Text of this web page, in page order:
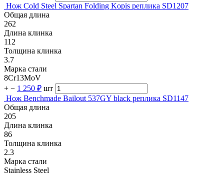
Нож Cold Steel Spartan Folding Kopis реплика SD1207
Общая длина
262
Длина клинка
112
Толщина клинка
3.7
Марка стали
8Cr13MoV
+ − 1 250 ₽ шт
Нож Benchmade Bailout 537GY black реплика SD1147
Общая длина
205
Длина клинка
86
Толщина клинка
2.3
Марка стали
Stainless Steel